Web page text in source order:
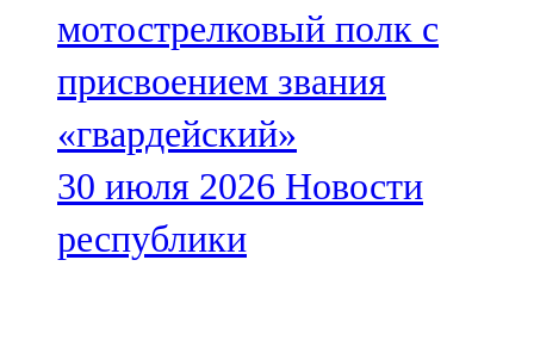
мотострелковый полк с
присвоением звания
«гвардейский»
30 июля 2026 Новости
республики